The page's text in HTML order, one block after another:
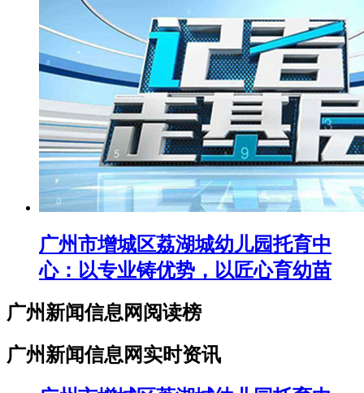
广州市增城区荔湖城幼儿园托育中
心：以专业铸优势，以匠心育幼苗
广州新闻信息网阅读榜
广州新闻信息网实时资讯